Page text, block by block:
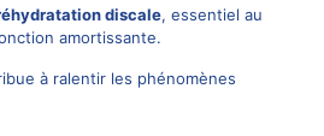
discale, essentiel au
amortissante.
à ralentir les phénomènes